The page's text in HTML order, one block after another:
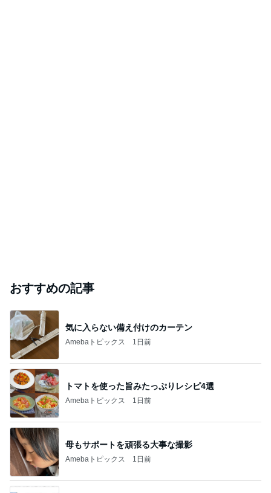
おすすめの記事
気に入らない備え付けのカーテン
Amebaトピックス 1日前
トマトを使った旨みたっぷりレシピ4選
Amebaトピックス 1日前
母もサポートを頑張る大事な撮影
Amebaトピックス 1日前